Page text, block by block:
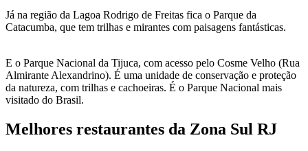
Já na região da Lagoa Rodrigo de Freitas fica o Parque da
Catacumba, que tem trilhas e mirantes com paisagens fantásticas.
E o Parque Nacional da Tijuca, com acesso pelo Cosme Velho (Rua
Almirante Alexandrino). É uma unidade de conservação e proteção
da natureza, com trilhas e cachoeiras. É o Parque Nacional mais
visitado do Brasil.
Melhores restaurantes da Zona Sul RJ